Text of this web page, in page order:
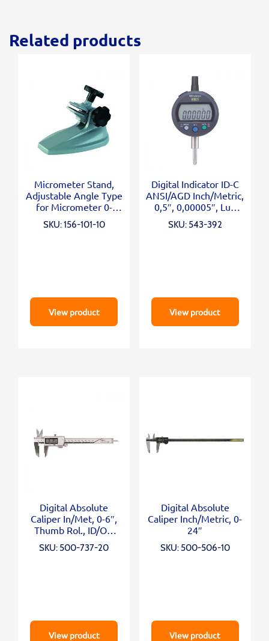
Related products
Micrometer Stand,
Adjustable Angle Type
for Micrometer 0-
100mm/0-4″
SKU: 156-101-10
View product
Digital Indicator ID-C
ANSI/AGD Inch/Metric,
0,5″, 0,00005″, Lug
SKU: 543-392
View product
Digital Absolute
Caliper In/Met, 0-6″,
Thumb Rol., ID/OD
SKU: 500-737-20
View product
Digital Absolute
Caliper Inch/Metric, 0-
24″
SKU: 500-506-10
View product